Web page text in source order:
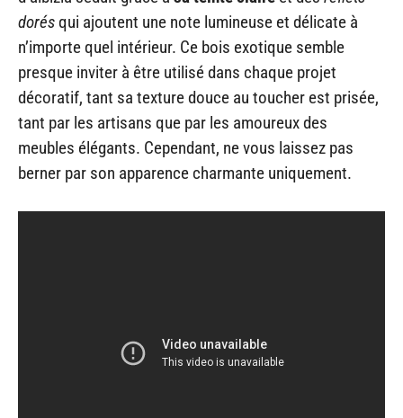
dorésqui ajoutent une note lumineuse et délicate à
n’importe quel intérieur. Ce bois exotique semble
presque inviter à être utilisé dans chaque projet
décoratif, tant sa texture douce au toucher est prisée,
tant par les artisans que par les amoureux des
meubles élégants. Cependant, ne vous laissez pas
berner par son apparence charmante uniquement.